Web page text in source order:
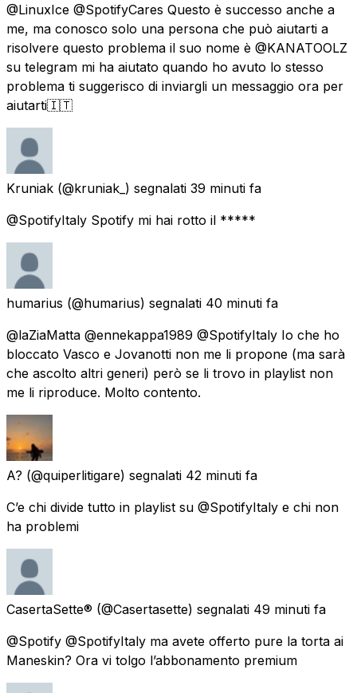
@LinuxIce @SpotifyCares Questo è successo anche a
me, ma conosco solo una persona che può aiutarti a
risolvere questo problema il suo nome è @KANATOOLZ
su telegram mi ha aiutato quando ho avuto lo stesso
problema ti suggerisco di inviargli un messaggio ora per
aiutarti🇮🇹
Kruniak (@kruniak_) segnalati 39 minuti fa
@SpotifyItaly Spotify mi hai rotto il *****
humarius (@humarius) segnalati 40 minuti fa
@laZiaMatta @ennekappa1989 @SpotifyItaly Io che ho
bloccato Vasco e Jovanotti non me li propone (ma sarà
che ascolto altri generi) però se li trovo in playlist non
me li riproduce. Molto contento.
A? (@quiperlitigare) segnalati 42 minuti fa
C’e chi divide tutto in playlist su @SpotifyItaly e chi non
ha problemi
CasertaSette® (@Casertasette) segnalati 49 minuti fa
@Spotify @SpotifyItaly ma avete offerto pure la torta ai
Maneskin? Ora vi tolgo l’abbonamento premium